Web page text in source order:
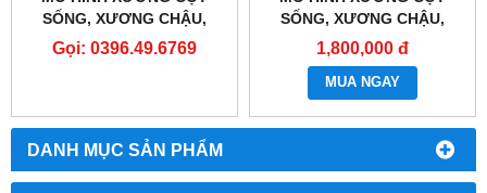
DANH MỤC SẢN PHẨM
SỐNG, XƯƠNG CHẬU,
XƯƠNG ĐÙI SƠN MÀU
Gọi: 0396.49.6769
SỐNG, XƯƠNG CHẬU,
XƯƠNG ĐÙI 1 BÊN SƠN
CƠ
1,800,000 đ
MUA NGAY